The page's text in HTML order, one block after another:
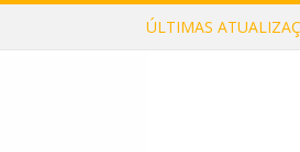
ÚLTIMAS